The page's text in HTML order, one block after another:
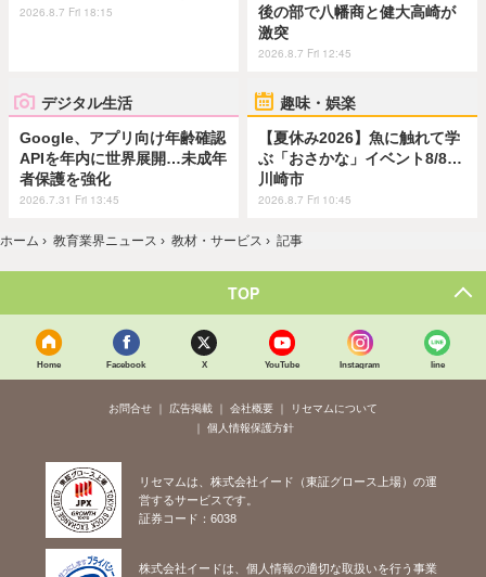
2026.8.7 Fri 18:15
後の部で八幡商と健大高崎が
激突
2026.8.7 Fri 12:45
デジタル生活
Google、アプリ向け年齢確認
APIを年内に世界展開…未成年
者保護を強化
2026.7.31 Fri 13:45
趣味・娯楽
【夏休み2026】魚に触れて学
ぶ「おさかな」イベント8/8…
川崎市
2026.8.7 Fri 10:45
ホーム › 教育業界ニュース › 教材・サービス › 記事
TOP
Home Facebook X YouTube Instagram line
お問合せ 広告掲載 会社概要
リセマムについて
個人情報保護方針
リセマムは、株式会社イード（東証グロース上場）の運
営するサービスです。
証券コード：6038
株式会社イードは、個人情報の適切な取扱いを行う事業